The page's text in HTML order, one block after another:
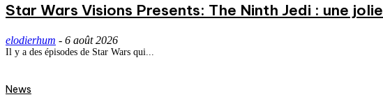
Star Wars Visions Presents: The Ninth Jedi : une
elodierhum - 6 août 2026
Il y a des épisodes de Star Wars qui...
News